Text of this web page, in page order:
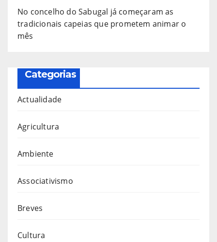
No concelho do Sabugal já começaram as
tradicionais capeias que prometem animar o
mês
Categorias
Actualidade
Agricultura
Ambiente
Associativismo
Breves
Cultura